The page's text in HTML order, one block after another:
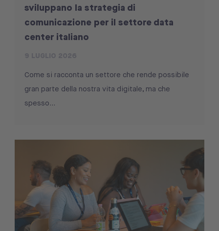
sviluppano la strategia di
comunicazione per il settore data
center italiano
Come si racconta un settore che rende possibile
gran parte della nostra vita digitale, ma che
spesso...